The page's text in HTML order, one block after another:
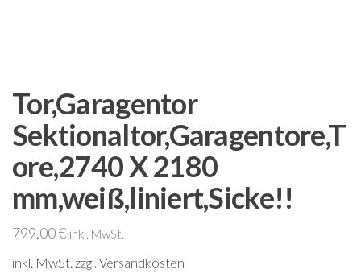
Tor,Garagentor
Sektionaltor,Garagentore,T
ore,2740 X 2180
mm,weiß,liniert,Sicke!!
799,00€ inkl. MwSt.
inkl. MwSt. zzgl. Versandkosten